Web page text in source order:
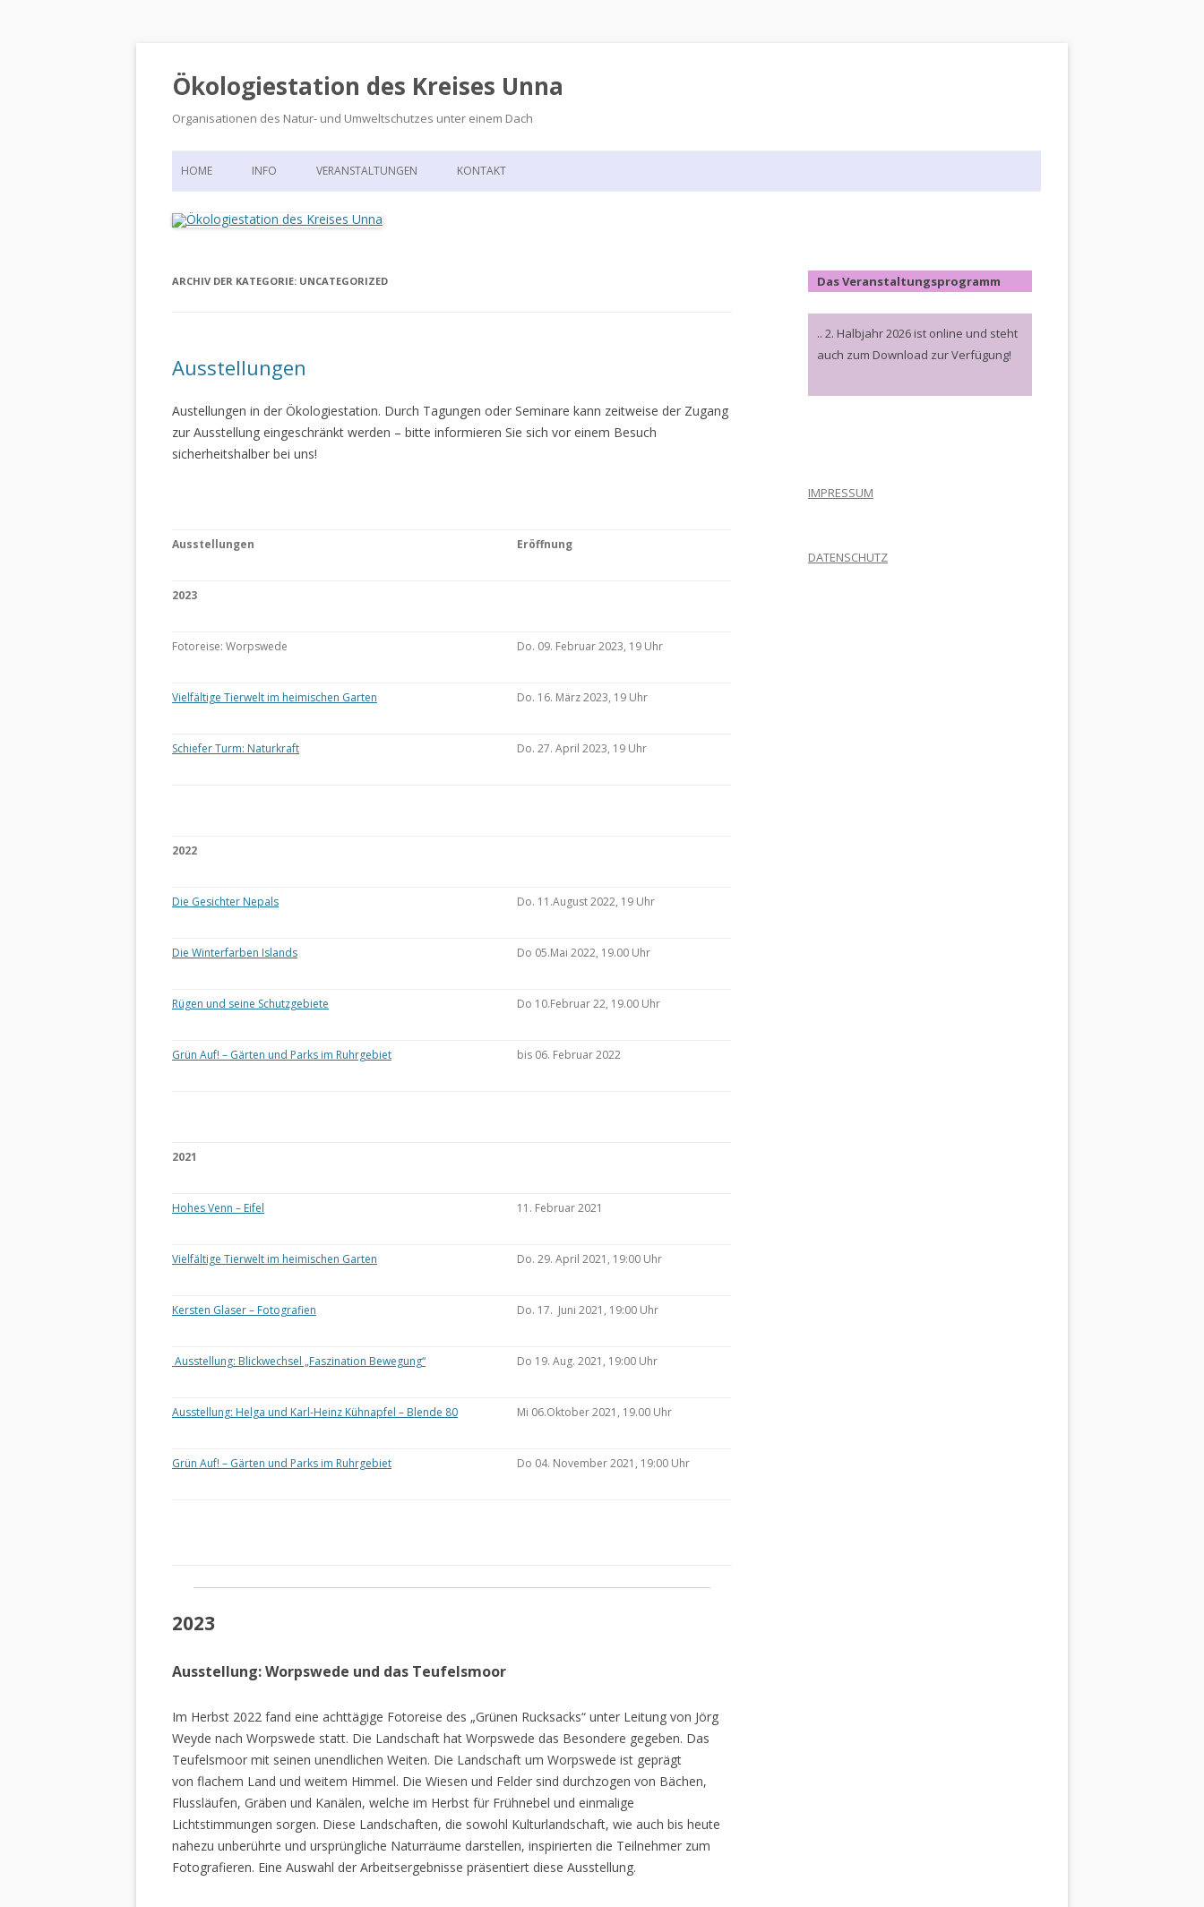
Ökologiestation des Kreises Unna
Organisationen des Natur- und Umweltschutzes unter einem Dach
Zum
HOME INFO VERANSTALTUNGEN KONTAKT
ARCHIV DER KATEGORIE: UNCATEGORIZED
Ausstellungen
Austellungen in der Ökologiestation. Durch Tagungen oder Seminare kann zeitweise der Zugang
zur Ausstellung eingeschränkt werden – bitte informieren Sie sich vor einem Besuch
sicherheitshalber bei uns!
Ausstellungen Eröffnung
2023
Fotoreise: Worpswede Do. 09. Februar 2023, 19 Uhr
Vielfältige Tierwelt im heimischen Garten Do. 16. März 2023, 19 Uhr
Schiefer Turm: Naturkraft Do. 27. April 2023, 19 Uhr
2022
Die Gesichter Nepals Do. 11.August 2022, 19 Uhr
Die Winterfarben Islands Do 05.Mai 2022, 19.00 Uhr
Rügen und seine Schutzgebiete Do 10.Februar 22, 19.00 Uhr
Grün Auf! – Gärten und Parks im Ruhrgebiet bis 06. Februar 2022
2021
Hohes Venn – Eifel 11. Februar 2021
Vielfältige Tierwelt im heimischen Garten Do. 29. April 2021, 19:00 Uhr
Kersten Glaser – Fotografien Do. 17. Juni 2021, 19:00 Uhr
Ausstellung: Blickwechsel „Faszination Bewegung“ Do 19. Aug. 2021, 19:00 Uhr
Ausstellung: Helga und Karl-Heinz Kühnapfel – Blende 80 Mi 06.Oktober 2021, 19.00 Uhr
Grün Auf! – Gärten und Parks im Ruhrgebiet Do 04. November 2021, 19:00 Uhr
2023
Ausstellung: Worpswede und das Teufelsmoor
Im Herbst 2022 fand eine achttägige Fotoreise des „Grünen Rucksacks“ unter Leitung von Jörg
Weyde nach Worpswede statt. Die Landschaft hat Worpswede das Besondere gegeben. Das
Teufelsmoor mit seinen unendlichen Weiten. Die Landschaft um Worpswede ist geprägt
von flachem Land und weitem Himmel. Die Wiesen und Felder sind durchzogen von Bächen,
Flussläufen, Gräben und Kanälen, welche im Herbst für Frühnebel und einmalige
Lichtstimmungen sorgen. Diese Landschaften, die sowohl Kulturlandschaft, wie auch bis heute
nahezu unberührte und ursprüngliche Naturräume darstellen, inspirierten die Teilnehmer zum
Fotografieren. Eine Auswahl der Arbeitsergebnisse präsentiert diese Ausstellung.
Das Veranstaltungsprogramm
.. 2. Halbjahr 2026 ist online und steht
auch zum Download zur Verfügung!
IMPRESSUM
DATENSCHUTZ